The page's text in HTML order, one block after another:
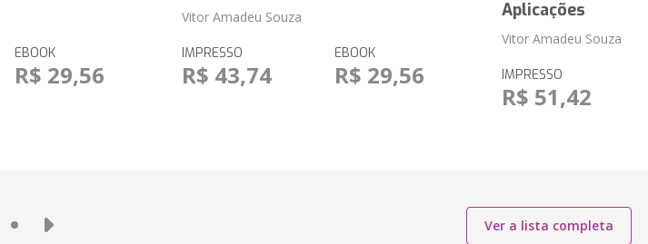
EBOOK
R$ 29,56
Vitor Amadeu Souza
IMPRESSO
R$ 43,74
EBOOK
R$ 29,56
Aplicações
Vitor Amadeu Souza
IMPRESSO
R$ 51,42
Ver a lista completa